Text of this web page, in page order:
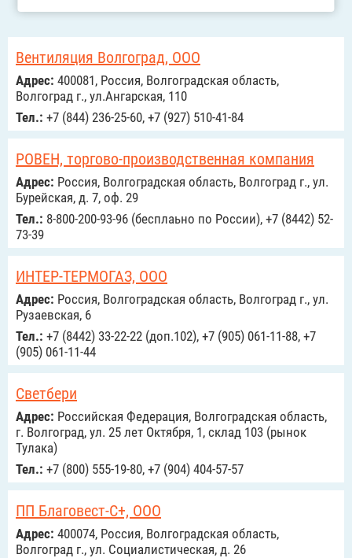
Вентиляция Волгоград, ООО
Адрес: 400081, Россия, Волгоградская область,
Волгоград г., ул.Ангарская, 110
Тел.: +7 (844) 236-25-60, +7 (927) 510-41-84
РОВЕН, торгово-производственная компания
Адрес: Россия, Волгоградская область, Волгоград г., ул.
Бурейская, д. 7, оф. 29
Тел.: 8-800-200-93-96 (бесплаьно по России), +7 (8442) 52-
73-39
ИНТЕР-ТЕРМОГАЗ, ООО
Адрес: Россия, Волгоградская область, Волгоград г., ул.
Рузаевская, 6
Тел.: +7 (8442) 33-22-22 (доп.102), +7 (905) 061-11-88, +7
(905) 061-11-44
Светбери
Адрес: Российcкая Федерация, Волгоградская область,
г. Волгоград, ул. 25 лет Октября, 1, склад 103 (рынок
Тулака)
Тел.: +7 (800) 555-19-80, +7 (904) 404-57-57
ПП Благовест-С+, ООО
Адрес: 400074, Россия, Волгоградская область,
Волгоград г., ул. Социалистическая, д. 26